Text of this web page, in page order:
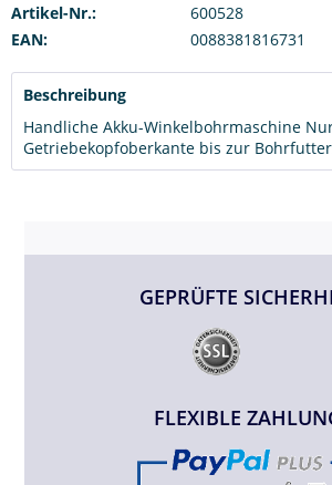
Artikel-Nr.:
600528
EAN:
0088381816731
Beschreibung
Handliche Akku-Winkelbohrmaschine
Getriebekopfoberkante bis zur
GEPRÜFTE
FLEXIBLE